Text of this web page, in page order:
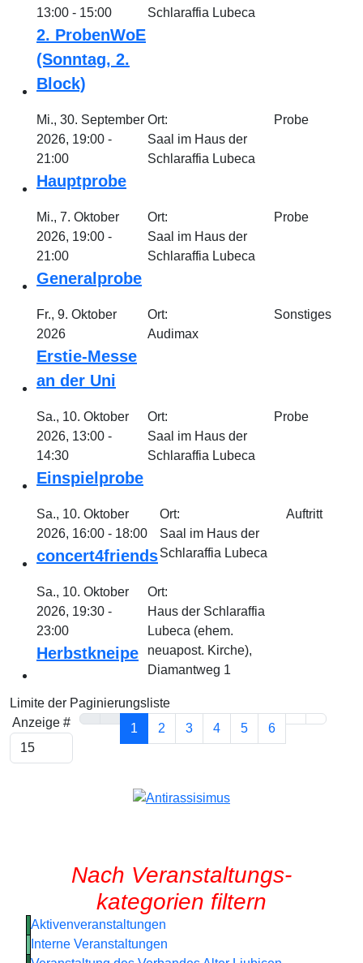
13:00 - 15:00
2. ProbenWoE
(Sonntag, 2.
Block)
Schlaraffia Lubeca
Mi., 30. September
2026, 19:00 -
21:00
Hauptprobe
Ort:
Saal im Haus der
Schlaraffia Lubeca
Probe
Mi., 7. Oktober
2026, 19:00 -
21:00
Generalprobe
Ort:
Saal im Haus der
Schlaraffia Lubeca
Probe
Fr., 9. Oktober
2026
Erstie-Messe
an der Uni
Ort:
Audimax
Sonstiges
Sa., 10. Oktober
2026, 13:00 -
14:30
Einspielprobe
Ort:
Saal im Haus der
Schlaraffia Lubeca
Probe
Sa., 10. Oktober
2026, 16:00 - 18:00
concert4friends
Ort:
Saal im Haus der
Schlaraffia Lubeca
Auftritt
Sa., 10. Oktober
2026, 19:30 -
23:00
Herbstkneipe
Ort:
Haus der Schlaraffia
Lubeca (ehem.
neuapost. Kirche),
Diamantweg 1
Limite der Paginierungsliste
Anzeige #
1 2 3 4 5 6
Nach Veranstaltungs-
kategorien filtern
Aktivenveranstaltungen
Interne Veranstaltungen